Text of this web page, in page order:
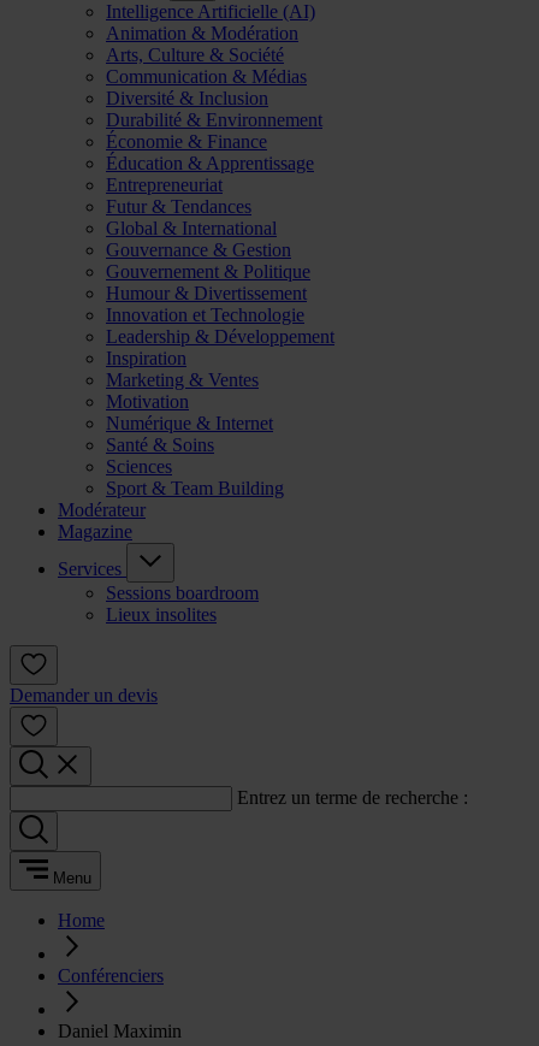
Intelligence Artificielle (AI)
Animation & Modération
Arts, Culture & Société
Communication & Médias
Diversité & Inclusion
Durabilité & Environnement
Économie & Finance
Éducation & Apprentissage
Entrepreneuriat
Futur & Tendances
Global & International
Gouvernance & Gestion
Gouvernement & Politique
Humour & Divertissement
Innovation et Technologie
Leadership & Développement
Inspiration
Marketing & Ventes
Motivation
Numérique & Internet
Santé & Soins
Sciences
Sport & Team Building
Modérateur
Magazine
Services
Sessions boardroom
Lieux insolites
Demander un devis
Entrez un terme de recherche :
Menu
Home
Conférenciers
Daniel Maximin